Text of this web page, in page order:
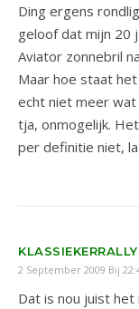
Ding ergens
geloof dat mijn 20
Aviator zonnebril
Maar hoe staat
echt niet meer
tja, onmogelijk.
per definitie niet,
KLASSIEKERRALLY
2 September 2009 Bij
Dat is nou juist het